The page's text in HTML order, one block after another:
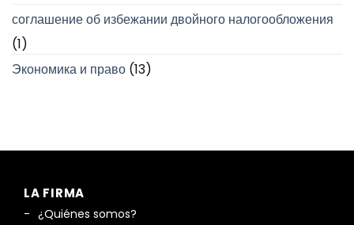
соглашение об избежании двойного налогообложения
(1)
Экономика и право (13)
LA FIRMA
¿Quiénes somos?